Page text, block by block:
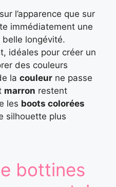
l’apparence que sur
immédiatement une
longévité.
idéales pour créer un
des couleurs
la couleur ne passe
marron restent
les boots colorées
silhouette plus
bottines